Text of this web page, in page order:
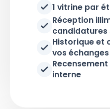
1 vitrine par
Réception
candidatures
Historique et
vos échanges
interne